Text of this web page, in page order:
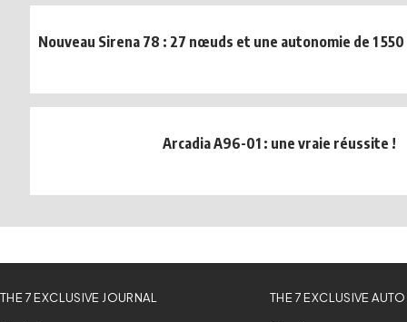
Nouveau Sirena 78 : 27 nœuds et une autonomie de 1
Arcadia A96-01 : une vraie réussite !
THE 7 EXCLUSIVE JOURNAL THE 7 EXCLUSIVE AUTO